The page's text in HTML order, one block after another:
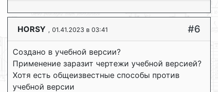
HORSY , 01.41.2023 в 03:41 #6
Создано в учебной версии?
Применение заразит чертежи учебной версией?
Хотя есть общеизвестные способы против
учебной версии